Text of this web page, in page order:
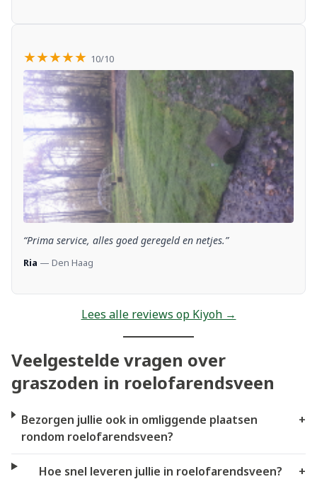
★★★★★ 10/10
“Prima service, alles goed geregeld en netjes.”
Ria — Den Haag
Lees alle reviews op Kiyoh →
Veelgestelde vragen over
graszoden in roelofarendsveen
Bezorgen jullie ook in omliggende plaatsen
rondom roelofarendsveen?
+
Hoe snel leveren jullie in roelofarendsveen? +